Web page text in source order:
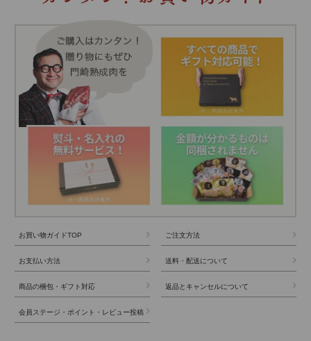
お買い物ガイドTOP ご注文方法
お支払い方法 送料・配送について
商品の梱包・ギフト対応 返品とキャンセルについて
会員ステージ・ポイント・レビュー投稿